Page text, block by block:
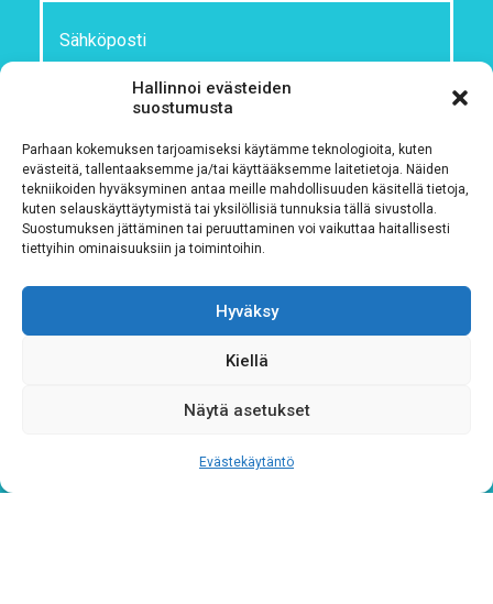
Hallinnoi evästeiden
suostumusta
Parhaan kokemuksen tarjoamiseksi käytämme teknologioita, kuten
evästeitä, tallentaaksemme ja/tai käyttääksemme laitetietoja. Näiden
tekniikoiden hyväksyminen antaa meille mahdollisuuden käsitellä tietoja,
kuten selauskäyttäytymistä tai yksilöllisiä tunnuksia tällä sivustolla.
Suostumuksen jättäminen tai peruuttaminen voi vaikuttaa haitallisesti
tiettyihin ominaisuuksiin ja toimintoihin.
Hyväksy
Kiellä
Näytä asetukset
Evästekäytäntö
Rekisteriseloste *
Hyväksyn ehdot
Tutustu rekisteriselosteeseemmetämän linkin kautta!
CAPTCHA